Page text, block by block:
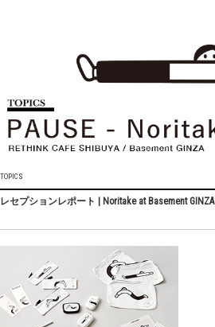
TOPICS
レセプションレポート | Noritake at Basement GINZA